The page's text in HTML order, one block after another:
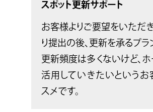
スポット更新サポート
お客様よりご要望をいただ
り提出の後、更新を承るプラ
更新頻度は多くないけど、
活用していきたいというお
スメです。